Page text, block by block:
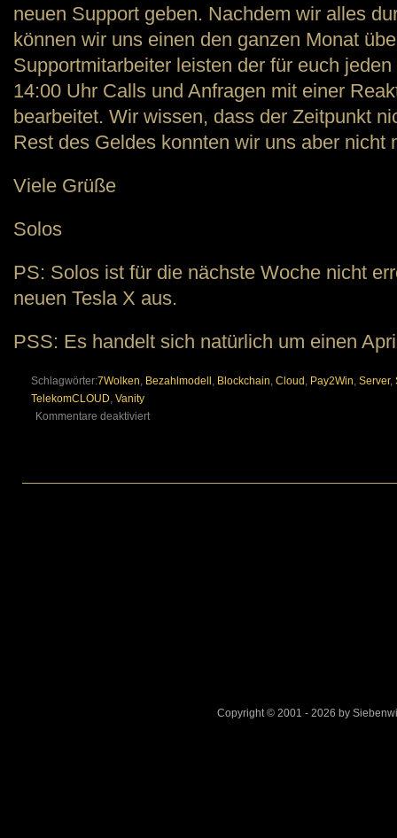
neuen Support geben. Nachdem wir alles
können wir uns einen den ganzen Monat
Supportmitarbeiter leisten der für euch
14:00 Uhr Calls und Anfragen mit einer
bearbeitet. Wir wissen, dass der Zeitpunkt
Rest des Geldes konnten wir uns aber nicht
Viele Grüße
Solos
PS: Solos ist für die nächste Woche nicht
neuen Tesla X aus.
PSS: Es handelt sich natürlich um einen
Schlagwörter:7Wolken, Bezahlmodell , Blockchain, Cloud , Pay2Win, Server,
TelekomCLOUD, Vanity
Kommentare deaktiviertfür
Mai
Copyright © 2001 - 2026 by